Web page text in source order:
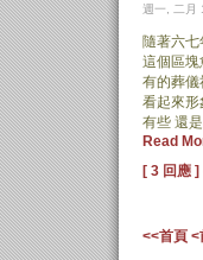
週一, 二月
隨著六七
這個區塊
有的葬儀
看起來形
有些 還
Read
[ 3 回應 ]
<<首頁 <